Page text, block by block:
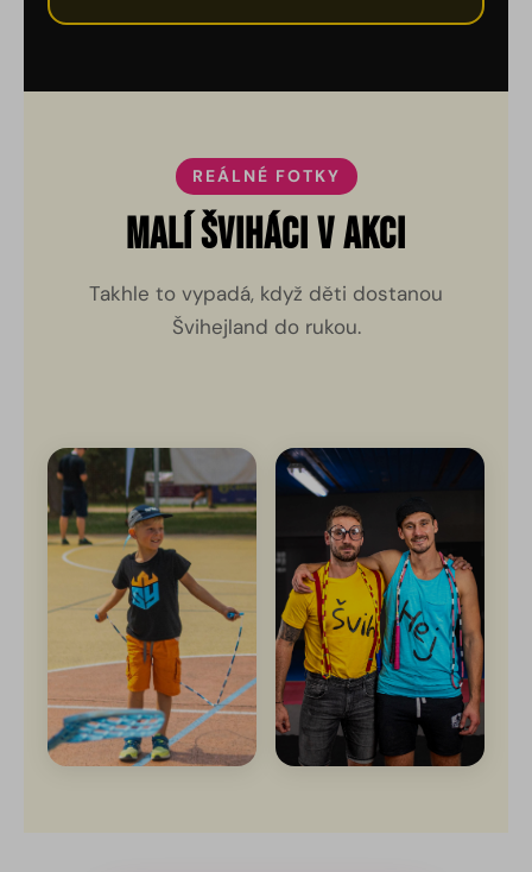
REÁLNÉ FOTKY
Malí Šviháci v akci
Takhle to vypadá, když děti dostanou
Švihejland do rukou.